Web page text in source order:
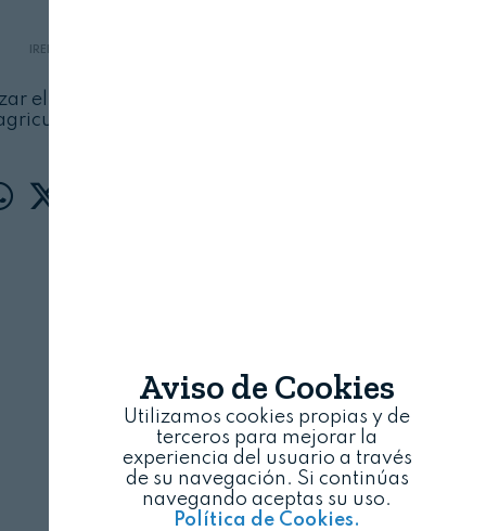
IRENE QUINTELA/BRUSELAS
el flujo de información sobre política rural
dentro de la UE
Aviso de Cookies
Utilizamos cookies propias y de
terceros para mejorar la
experiencia del usuario a través
de su navegación. Si continúas
navegando aceptas su uso.
Política de Cookies.